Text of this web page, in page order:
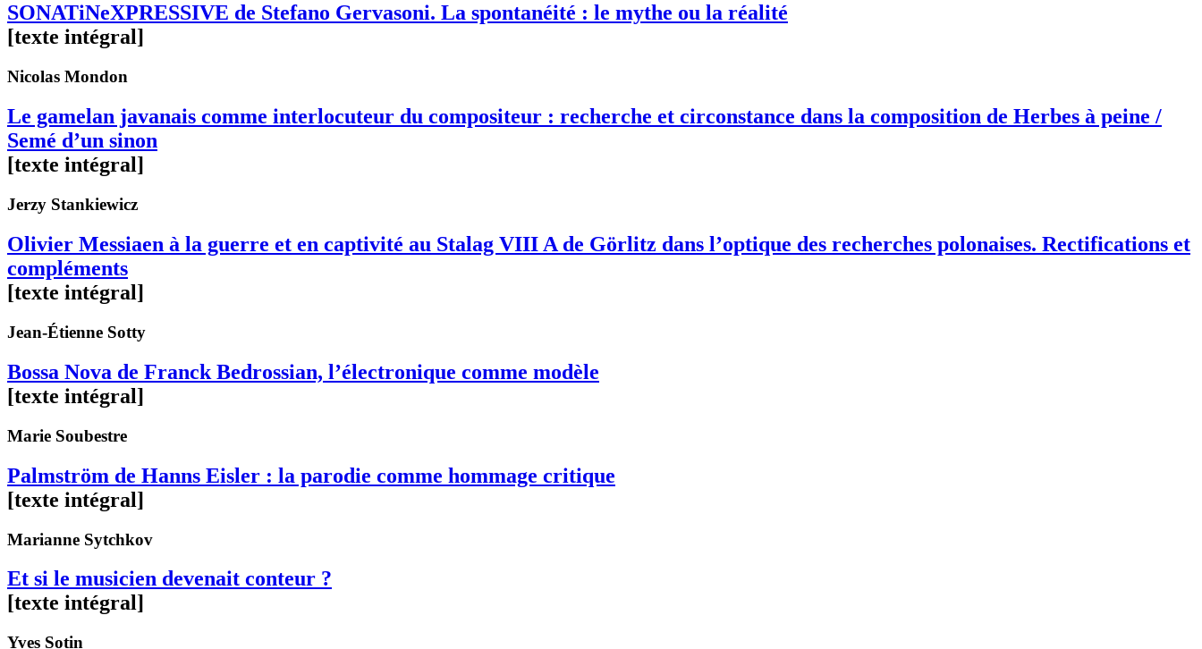
SONATiNeXPRESSIVE de Stefano Gervasoni. La spontanéité : le mythe ou la réalité
[texte intégral]
Nicolas Mondon
Le gamelan javanais comme interlocuteur du compositeur : recherche et circonstance dans la composition de Herbes à peine /
Semé d’un sinon
[texte intégral]
Jerzy Stankiewicz
Olivier Messiaen à la guerre et en captivité au Stalag VIII A de Görlitz dans l’optique des recherches polonaises. Rectifications et
compléments
[texte intégral]
Jean-Étienne Sotty
Bossa Nova de Franck Bedrossian, l’électronique comme modèle
[texte intégral]
Marie Soubestre
Palmström de Hanns Eisler : la parodie comme hommage critique
[texte intégral]
Marianne Sytchkov
Et si le musicien devenait conteur ?
[texte intégral]
Yves Sotin